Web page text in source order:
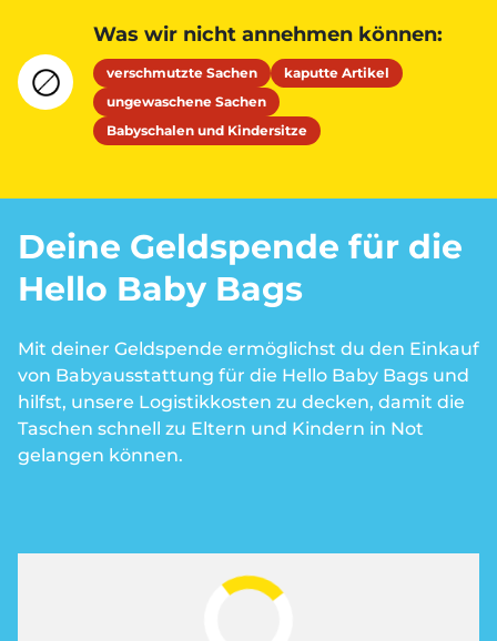
Was wir nicht annehmen können:
verschmutzte Sachen
kaputte Artikel
ungewaschene Sachen
Babyschalen und Kindersitze
Deine Geldspende für die
Hello Baby Bags
Mit deiner Geldspende ermöglichst du den Einkauf
von Babyausstattung für die Hello Baby Bags und
hilfst, unsere Logistikkosten zu decken, damit die
Taschen schnell zu Eltern und Kindern in Not
gelangen können.